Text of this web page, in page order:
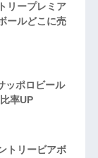
リープレミア
ールどこに売
ッポロビール
率UP
トリービアボ